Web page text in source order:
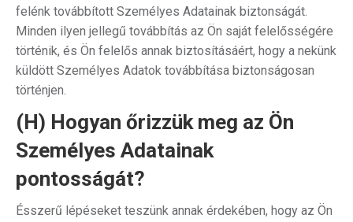
felénk továbbított Személyes Adatainak biztonságát.
Minden ilyen jellegű továbbítás az Ön saját felelősségére
történik, és Ön felelős annak biztosításáért, hogy a nekünk
küldött Személyes Adatok továbbítása biztonságosan
történjen.
(H) Hogyan őrizzük meg az Ön
Személyes Adatainak
pontosságát?
Ésszerű lépéseket teszünk annak érdekében, hogy az Ön